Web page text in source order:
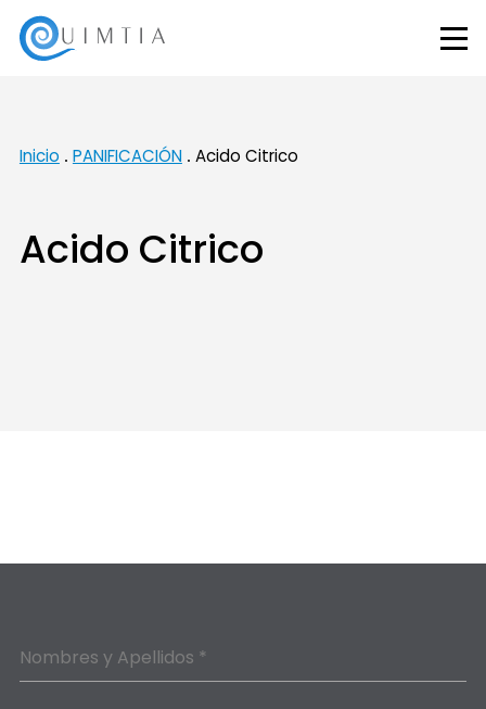
Inicio PANIFICACIÓN Acido Citrico
Acido Citrico
Nombres y Apellidos *